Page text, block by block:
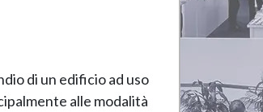
di un edificio ad uso
alle modalità